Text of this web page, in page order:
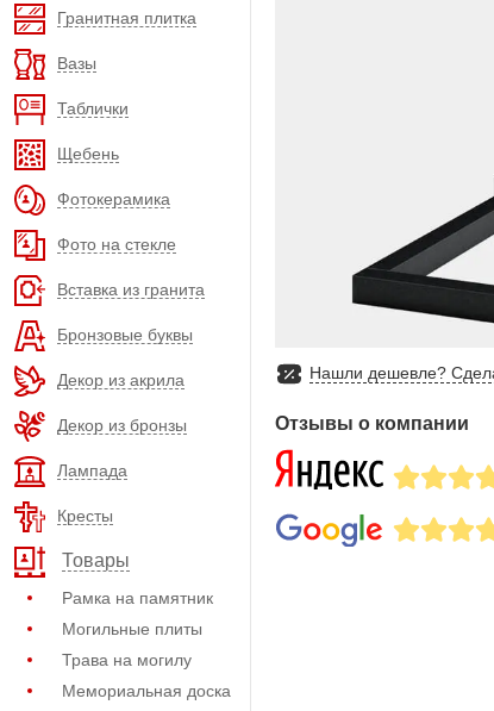
Гранитная плитка
Вазы
Таблички
Щебень
Фотокерамика
Фото на стекле
Вставка из гранита
Бронзовые буквы
Декор из акрила
Декор из бронзы
Лампада
Кресты
Товары
Рамка на памятник
Могильные плиты
Трава на могилу
Мемориальная доска
Нашли дешевле?
Отзывы о компании